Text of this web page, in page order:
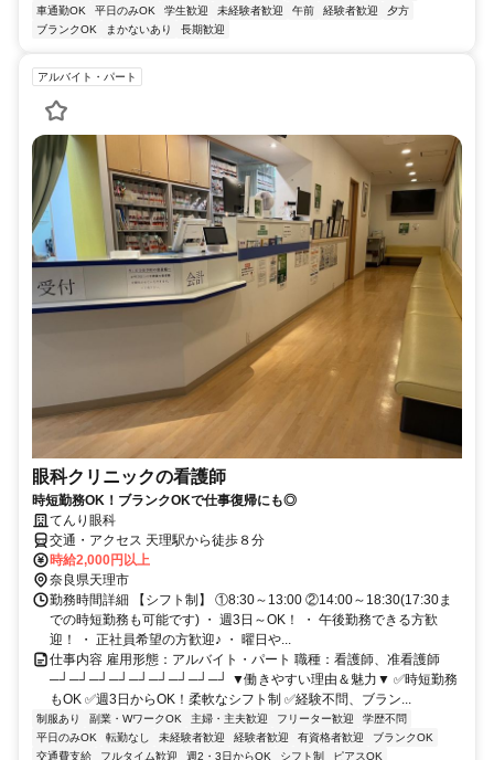
車通勤OK
平日のみOK 学生歓迎 未経験者歓迎 午前 経験者歓迎
夕方
ブランクOK
まかないあり 長期歓迎
アルバイト・パート
眼科クリニックの看護師
時短勤務OK！ブランクOKで仕事復帰にも◎
てんり眼科
交通・アクセス 天理駅から徒歩８分
時給2,000円以上
奈良県天理市
勤務時間詳細 【シフト制】 ①8:30～13:00 ②14:00～18:30(17:30ま
での時短勤務も可能です) ・ 週3日～OK！ ・ 午後勤務できる方歓
迎！ ・ 正社員希望の方歓迎♪ ・ 曜日や...
仕事内容 雇用形態：アルバイト・パート 職種：看護師、准看護師
─┘─┘─┘─┘─┘─┘─┘─┘─┘ ▼働きやすい理由＆魅力▼ ✅時短勤務
もOK ✅週3日からOK！柔軟なシフト制 ✅経験不問、ブラン...
制服あり 副業・WワークOK 主婦・主夫歓迎 フリーター歓迎
学歴不問
平日のみOK
転勤なし 未経験者歓迎 経験者歓迎 有資格者歓迎
ブランクOK
交通費支給
フルタイム歓迎 週2・3日からOK シフト制 ピアスOK